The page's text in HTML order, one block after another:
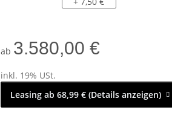
ab 3.580,00 €
inkl. 19% USt.
Leasing ab 68,99 € (Details anzeigen)